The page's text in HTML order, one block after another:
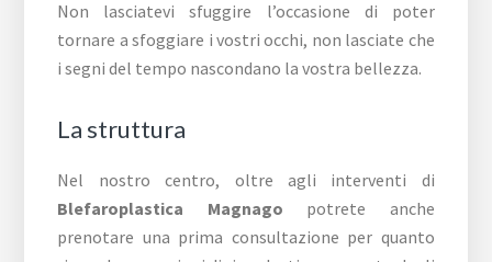
Non lasciatevi sfuggire l’occasione di poter
tornare a sfoggiare i vostri occhi, non lasciate che
i segni del tempo nascondano la vostra bellezza.
La struttura
Nel nostro centro, oltre agli interventi di
Blefaroplastica Magnago potrete anche
prenotare una prima consultazione per quanto